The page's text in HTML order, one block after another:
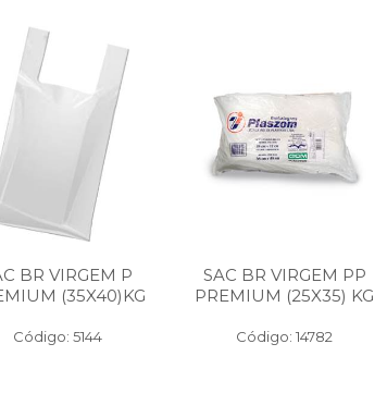
BR VIRGEM P
(35X40)KG
Código: 5144
SAC BR VIRGEM PP
PREMIUM (25X35) KG
Código: 14782